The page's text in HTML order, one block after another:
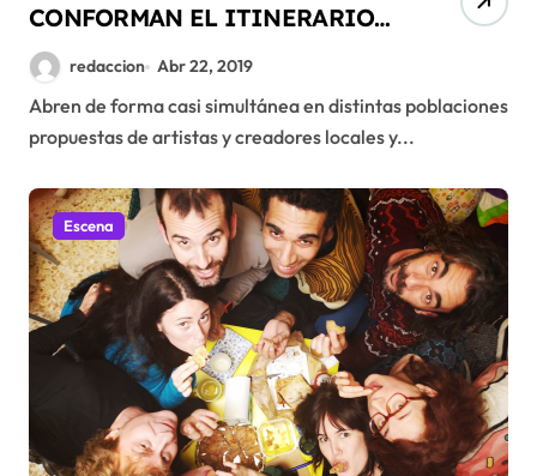
CONFORMAN EL ITINERARIO
CULTURAL DE LA DPH
redaccion Abr 22, 2019
Abren de forma casi simultánea en distintas poblaciones
propuestas de artistas y creadores locales y...
Escena